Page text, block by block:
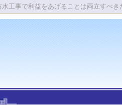
工事で利益をあげることは両立すべき